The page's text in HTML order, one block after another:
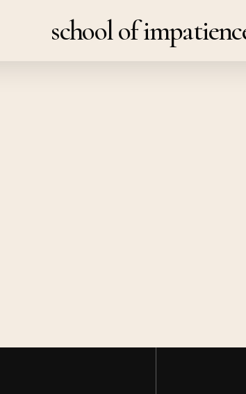
school of